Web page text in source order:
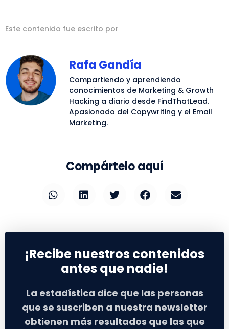
Este contenido fue escrito por
Rafa Gandía
Compartiendo y aprendiendo
conocimientos de Marketing & Growth
Hacking a diario desde FindThatLead.
Apasionado del Copywriting y el Email
Marketing.
Compártelo aquí
¡Recibe nuestros contenidos
antes que nadie!
La estadística dice que las personas
que se suscriben a nuestra newsletter
obtienen más resultados que las que